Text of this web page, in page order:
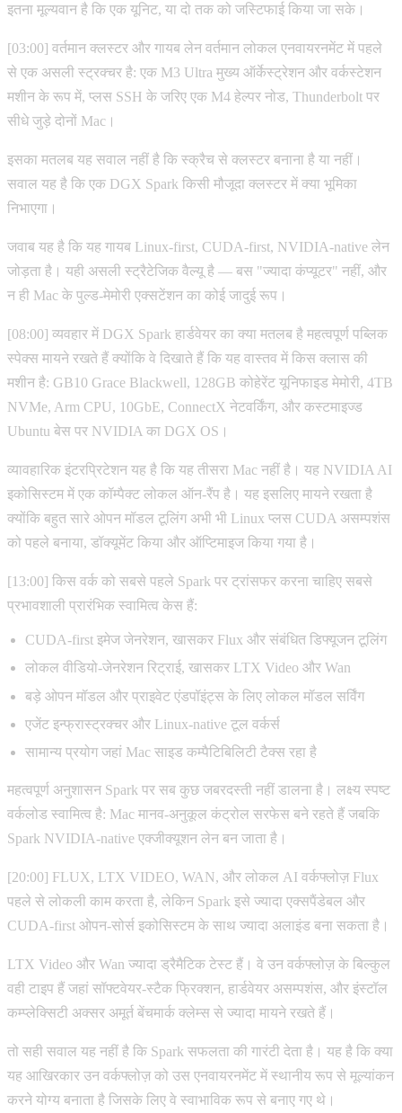
इतना मूल्यवान है कि एक यूनिट, या दो तक को जस्टिफाई किया जा सके।
[03:00] वर्तमान क्लस्टर और गायब लेन वर्तमान लोकल एनवायरनमेंट में पहले
से एक असली स्ट्रक्चर है: एक M3 Ultra मुख्य ऑर्केस्ट्रेशन और वर्कस्टेशन
मशीन के रूप में, प्लस SSH के जरिए एक M4 हेल्पर नोड, Thunderbolt पर
सीधे जुड़े दोनों Mac।
इसका मतलब यह सवाल नहीं है कि स्क्रैच से क्लस्टर बनाना है या नहीं।
सवाल यह है कि एक DGX Spark किसी मौजूदा क्लस्टर में क्या भूमिका
निभाएगा।
जवाब यह है कि यह गायब Linux-first, CUDA-first, NVIDIA-native लेन
जोड़ता है। यही असली स्ट्रैटेजिक वैल्यू है — बस "ज्यादा कंप्यूटर" नहीं, और
न ही Mac के पुल्ड-मेमोरी एक्सटेंशन का कोई जादुई रूप।
[08:00] व्यवहार में DGX Spark हार्डवेयर का क्या मतलब है महत्वपूर्ण पब्लिक
स्पेक्स मायने रखते हैं क्योंकि वे दिखाते हैं कि यह वास्तव में किस क्लास की
मशीन है: GB10 Grace Blackwell, 128GB कोहेरेंट यूनिफाइड मेमोरी, 4TB
NVMe, Arm CPU, 10GbE, ConnectX नेटवर्किंग, और कस्टमाइज्ड
Ubuntu बेस पर NVIDIA का DGX OS।
व्यावहारिक इंटरप्रिटेशन यह है कि यह तीसरा Mac नहीं है। यह NVIDIA AI
इकोसिस्टम में एक कॉम्पैक्ट लोकल ऑन-रैंप है। यह इसलिए मायने रखता है
क्योंकि बहुत सारे ओपन मॉडल टूलिंग अभी भी Linux प्लस CUDA असम्पशंस
को पहले बनाया, डॉक्यूमेंट किया और ऑप्टिमाइज किया गया है।
[13:00] किस वर्क को सबसे पहले Spark पर ट्रांसफर करना चाहिए सबसे
प्रभावशाली प्रारंभिक स्वामित्व केस हैं:
CUDA-first इमेज जेनरेशन, खासकर Flux और संबंधित डिफ्यूजन टूलिंग
लोकल वीडियो-जेनरेशन रिट्राई, खासकर LTX Video और Wan
बड़े ओपन मॉडल और प्राइवेट एंडपॉइंट्स के लिए लोकल मॉडल सर्विंग
एजेंट इन्फ्रास्ट्रक्चर और Linux-native टूल वर्कर्स
सामान्य प्रयोग जहां Mac साइड कम्पैटिबिलिटी टैक्स रहा है
महत्वपूर्ण अनुशासन Spark पर सब कुछ जबरदस्ती नहीं डालना है। लक्ष्य स्पष्ट
वर्कलोड स्वामित्व है: Mac मानव-अनुकूल कंट्रोल सरफेस बने रहते हैं जबकि
Spark NVIDIA-native एक्जीक्यूशन लेन बन जाता है।
[20:00] FLUX, LTX VIDEO, WAN, और लोकल AI वर्कफ्लोज़ Flux
पहले से लोकली काम करता है, लेकिन Spark इसे ज्यादा एक्सपैंडेबल और
CUDA-first ओपन-सोर्स इकोसिस्टम के साथ ज्यादा अलाइंड बना सकता है।
LTX Video और Wan ज्यादा ड्रैमैटिक टेस्ट हैं। वे उन वर्कफ्लोज़ के बिल्कुल
वही टाइप हैं जहां सॉफ्टवेयर-स्टैक फ्रिक्शन, हार्डवेयर असम्पशंस, और इंस्टॉल
कम्प्लेक्सिटी अक्सर अमूर्त बेंचमार्क क्लेम्स से ज्यादा मायने रखते हैं।
तो सही सवाल यह नहीं है कि Spark सफलता की गारंटी देता है। यह है कि क्या
यह आखिरकार उन वर्कफ्लोज़ को उस एनवायरनमेंट में स्थानीय रूप से मूल्यांकन
करने योग्य बनाता है जिसके लिए वे स्वाभाविक रूप से बनाए गए थे।